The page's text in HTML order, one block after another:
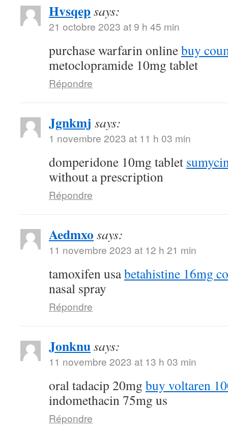
Hvsqepsays:
21 octobre 2023 at 9 h 45 min
purchase warfarin onlinebuy
metoclopramide 10mg tablet
Répondre
Jgnkmj says:
1 novembre 2023 at 11 h 03 min
domperidone 10mg tablet
without a prescription
Répondre
Aedmxo says:
11 novembre 2023 at 12 h 21 min
tamoxifen usabetahistine 16mg
nasal spray
Répondre
Jonknusays:
11 novembre 2023 at 13 h 03 min
oral tadacip 20mg buy voltaren
indomethacin 75mg us
Répondre